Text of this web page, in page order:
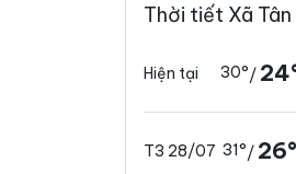
Thời tiết Xã
Hiện tại 30°/
T3 28/07 31°/ 26°